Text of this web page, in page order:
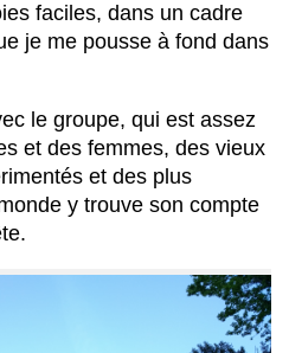
faciles, dans un cadre
je me pousse à fond dans
le groupe, qui est assez
et des femmes, des vieux
et des plus
y trouve son compte